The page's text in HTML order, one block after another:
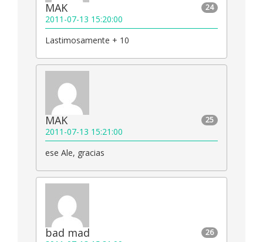
24
MAK
2011-07-13 15:20:00
Lastimosamente + 10
25
MAK
2011-07-13 15:21:00
ese Ale, gracias
26
bad mad